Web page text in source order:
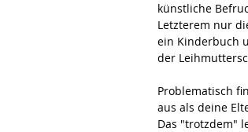
künstliche
Letzterem nur
ein Kinderbuch
der
Problematisch
aus als deine
Das "trotzdem"